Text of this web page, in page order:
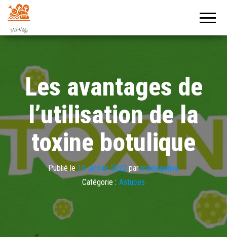
Les avantages de
l’utilisation de la
toxine botulique
Publié le 10 janvier 2022 parmainegative
Catégorie : Astuces